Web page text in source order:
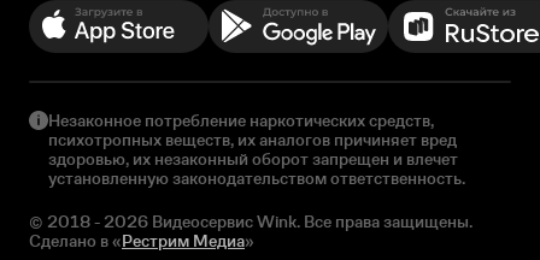
Незаконное потребление наркотических средств,
психотропных веществ, их аналогов причиняет вред
здоровью, их незаконный оборот запрещен и влечет
установленную законодательством ответственность.
© 2018 - 2026 Видеосервис Wink. Все права защищены.
Сделано в «Рестрим Медиа»